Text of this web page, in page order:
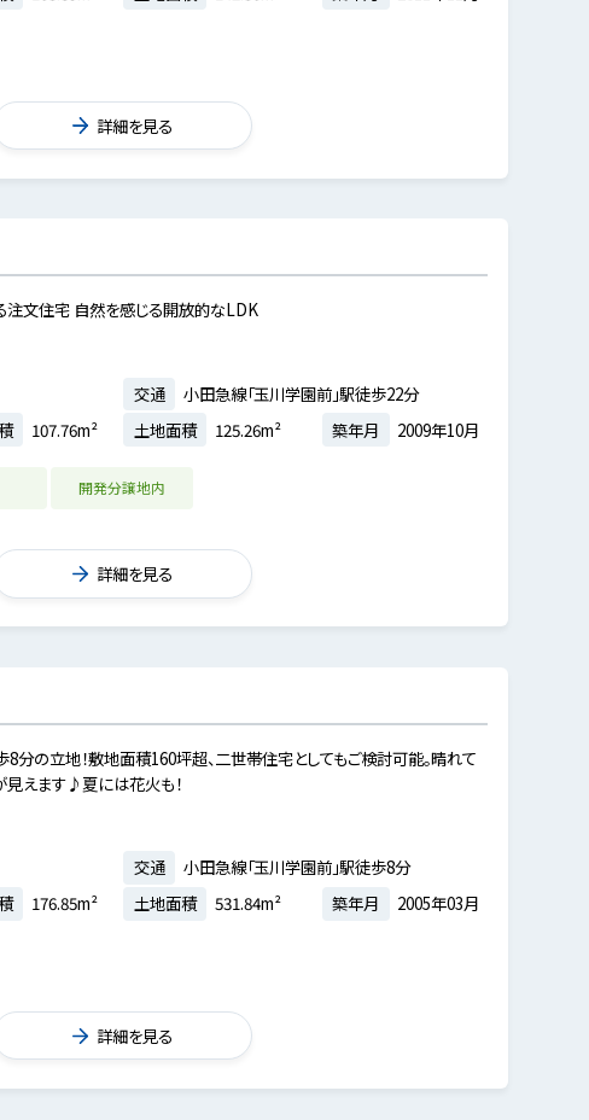
詳細を見る
注文住宅 自然を感じる開放的なLDK
交通
小田急線「玉川学園前」駅徒歩22分
107.76m² 土地面積 125.26m² 築年月 2009年10月
開発分譲地内
詳細を見る
分の立地！敷地面積160坪超、二世帯住宅としてもご検討可能。晴れて
見えます♪夏には花火も！
交通
小田急線「玉川学園前」駅徒歩8分
176.85m² 土地面積 531.84m² 築年月 2005年03月
詳細を見る